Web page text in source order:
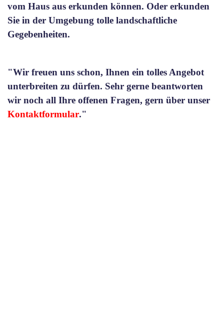
vom Haus aus erkunden können. Oder erkunden
Sie in der Umgebung tolle landschaftliche
Gegebenheiten.
"Wir freuen uns schon, Ihnen ein tolles Angebot
unterbreiten zu dürfen. Sehr gerne beantworten
wir noch all Ihre offenen Fragen, gern über unser
Kontaktformular."